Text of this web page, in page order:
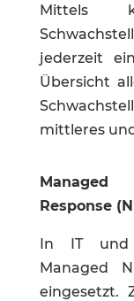
Mittels
jederzeit
Übersicht
mittleres
Managed
Response(
In IT und
Managed
eingesetzt.